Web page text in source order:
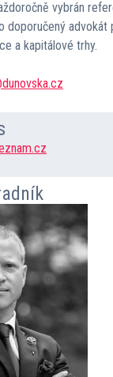
vybrán
doporučený advokát
a kapitálové trhy.